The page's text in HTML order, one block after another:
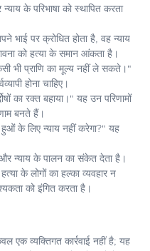
के परिभाषा को स्थापित करता
भाई पर क्रोधित होता है, वह न्याय
को हत्या के समान आंकता है।
भी प्राणि का मूल्य नहीं ले सकते।"
होना चाहिए।
का रक्त बहाया।" यह उन परिणामों
बनते हैं।
के लिए न्याय नहीं करेगा?" यह
न्याय के पालन का संकेत देता है।
के लोगों का हल्का व्यवहार न
को इंगित करता है।
एक व्यक्तिगत कार्रवाई नहीं है; यह